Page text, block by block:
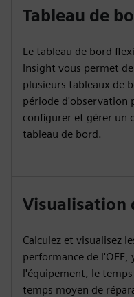
Tableau de
Le tableau de bord
Insight vous permet
plusieurs tableaux de
période d'observation
configurer et gérer un
tableau de bord.
Visualisation
Calculez et visualisez
performance de
l'équipement, le
temps moyen de